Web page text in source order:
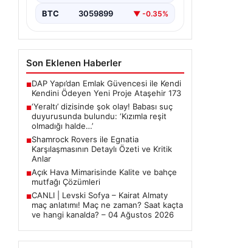
BTC 3059899 ▼ -0.35%
Son Eklenen Haberler
■DAP Yapı’dan Emlak Güvencesi ile Kendi
Kendini Ödeyen Yeni Proje Ataşehir 173
■‘Yeraltı’ dizisinde şok olay! Babası suç
duyurusunda bulundu: ‘Kızımla reşit
olmadığı halde…’
■Shamrock Rovers ile Egnatia
Karşılaşmasının Detaylı Özeti ve Kritik
Anlar
■Açık Hava Mimarisinde Kalite ve bahçe
mutfağı Çözümleri
■CANLI | Levski Sofya – Kairat Almaty
maç anlatımı! Maç ne zaman? Saat kaçta
ve hangi kanalda? – 04 Ağustos 2026